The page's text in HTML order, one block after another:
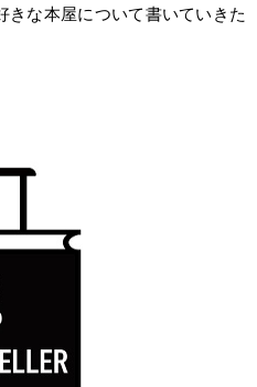
きな本屋について書いていきた